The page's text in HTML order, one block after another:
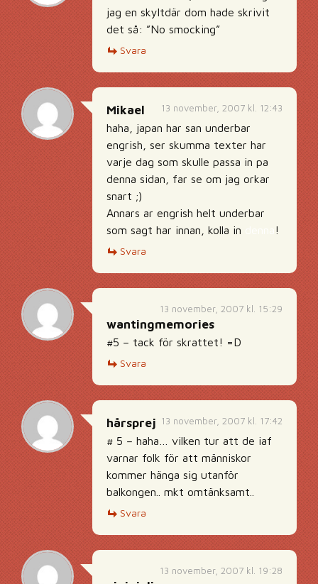
jag en skyltdär dom hade skrivit
det så: ”No smocking”
Svara
13 november, 2007 kl. 12:43
Mikael
haha, japan har san underbar
engrish, ser skumma texter har
varje dag som skulle passa in pa
denna sidan, far se om jag orkar
snart ;)
Annars ar engrish helt underbar
som sagt har innan, kolla in
!
Svara
13 november, 2007 kl. 15:29
wantingmemories
#5 – tack för skrattet! =D
Svara
13 november, 2007 kl. 17:42
hårsprej
# 5 – haha… vilken tur att de iaf
varnar folk för att människor
kommer hänga sig utanför
balkongen.. mkt omtänksamt..
Svara
13 november, 2007 kl. 19:28